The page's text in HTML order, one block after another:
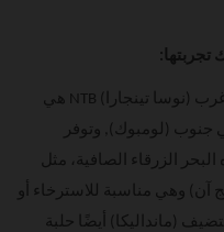
واحدة من مناطق الجذب الرئيسية في غرب (نوسا تينجارا) NTB هي
جنوب (لومبوك), وتوفر
الزرقاء الصافية، مثل
آن) وهي مناسبة للاسترخاء أو
(مانداليكا) أيضًا حلبة